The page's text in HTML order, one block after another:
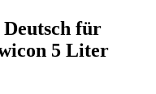
für
5 Liter